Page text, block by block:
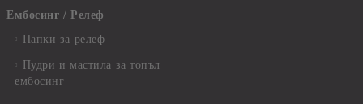
Ембосинг / Релеф
Папки за релеф
Пудри и мастила за топъл
ембосинг